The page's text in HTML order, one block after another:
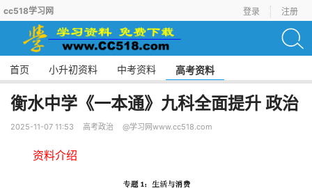
cc518学习网 登录 注册
首页 小升初资料 中考资料 高考资料
衡水中学《一本通》九科全面提升 政治
2025-11-07 11:53 高考政治 @学习网www.cc518.com
资料介绍